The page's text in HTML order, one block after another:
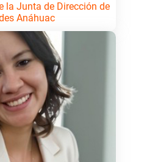
la Junta de Dirección de
Anáhuac
de experiencia en
coordinador del Centro
y director
Anáhuac. Especialista
social y formación integral,
en el desarrollo de
publicaciones científicas.